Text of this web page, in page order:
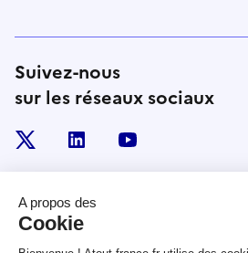
Suivez-nous
sur les réseaux sociaux
linkedin
RÉPUBLIQUE